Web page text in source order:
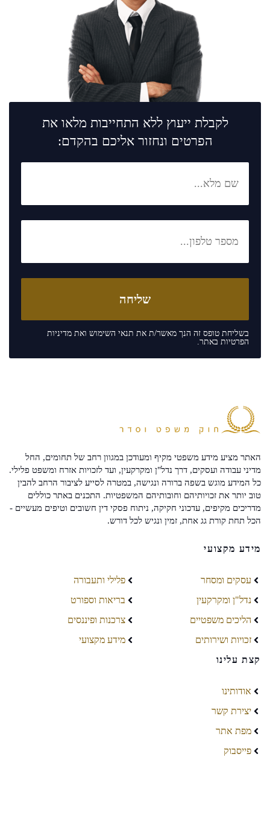
לקבלת ייעוץ ללא התחייבות מלאו את
הפרטים ונחזור אליכם בהקדם:
בשליחת טופס זה הנך מאשר/ת את תנאי השימוש ואת מדיניות
הפרטיות באתר.
האתר מציע מידע משפטי מקיף ומעודכן במגוון רחב של תחומים, החל
מדיני עבודה ועסקים, דרך נדל"ן ומקרקעין, ועד לזכויות אזרח ומשפט פלילי.
כל המידע מוגש בשפה ברורה ונגישה, במטרה לסייע לציבור הרחב להבין
טוב יותר את זכויותיהם וחובותיהם המשפטיות. התכנים באתר כוללים
מדריכים מקיפים, עדכוני חקיקה, ניתוח פסקי דין חשובים וטיפים מעשיים -
הכל תחת קורת גג אחת, זמין ונגיש לכל דורש.
מידע מקצועי
עסקים ומסחר
נדל"ן ומקרקעין
הליכים משפטיים
זכויות ושירותים
פלילי ותעבורה
בריאות וספורט
צרכנות ופיננסים
מידע מקצועי
קצת עלינו
אודותינו
יצירת קשר
מפת אתר
פייסבוק